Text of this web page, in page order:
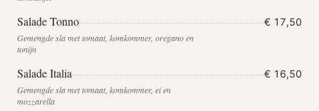
Salade Tonno € 17,50
Gemengde sla met tomaat, komkommer, oregano en
tonijn
Salade Italia € 16,50
Gemengde sla met tomaat, komkommer, ei en
mozzarella